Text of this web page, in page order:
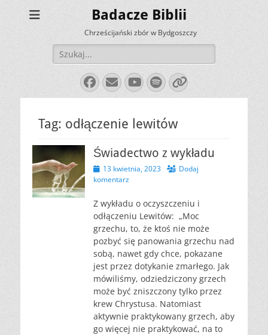
Badacze Biblii
Chrześcijański zbór w Bydgoszczy
Szukaj:
Facebook
E-
mail
YouTube
Spotify
Link
Tag: odłączenie lewitów
Świadectwo z wykładu
Opublikowano
13 kwietnia, 2023
Dodaj
komentarz
Z wykładu o oczyszczeniu i
odłączeniu Lewitów: „Moc
grzechu, to, że ktoś nie może
pozbyć się panowania grzechu nad
sobą, nawet gdy chce, pokazane
jest przez dotykanie zmarłego. Jak
mówiliśmy, odziedziczony grzech
może być zniszczony tylko przez
krew Chrystusa. Natomiast
aktywnie praktykowany grzech, aby
go więcej nie praktykować, na to